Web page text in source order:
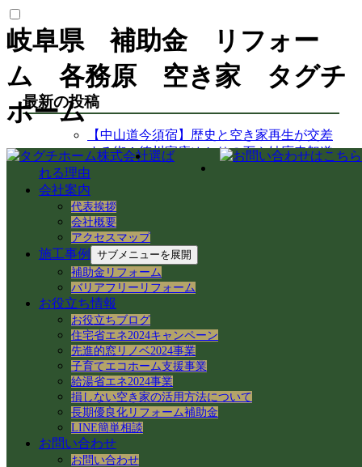
岐阜県 補助金 リフォー
ム 各務原 空き家 タグチ
ホーム
選ば
れる理由
会社案内
代表挨拶
会社概要
アクセスマップ
施工事例
サブメニューを展開
補助金リフォーム
バリアフリーリフォーム
お役立ち情報
お役立ちブログ
住宅省エネ2024キャンペーン
先進的窓リノベ2024事業
子育てエコホーム支援事業
給湯省エネ2024事業
損しない空き家の活用方法について
長期優良化リフォーム補助金
LINE簡単相談
お問い合わせ
お問い合わせ
最新の投稿
【中山道今須宿】歴史と空き家再生が交差
する街！徳川家康ゆかりの石や妙応寺架道
橋を巡る
【空き家から空き家へ】家具レスキューで
地域おこし協力隊の新生活＆民泊活用を支
援！
岐阜県各務原市での空き家売買｜確定測量
と境界杭設置（境界確定）の重要性
岐阜県各務原市｜賃貸住宅の売却準備！退
去前の室内確認と修繕のご相談
岐阜市のアパートでシャワーホースを交
換！アダプター適合の注意点と水漏れ対策
岐阜県各務原市の空き家・賃貸管理｜入居
者募集とDIY補修のリアル
【岐阜県各務原市】事務所の大掃除＆床ワ
ックス掛けを実施！綺麗な職場環境を保つ
手順とコツ
岐阜県各務原市｜減築リフォームとテラス
屋根下の土間コンクリート工事
【岐阜県】命を守る木造住宅の耐震改修